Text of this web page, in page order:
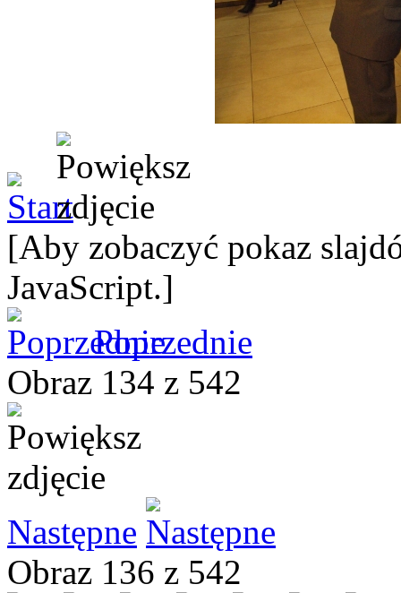
[Aby zobaczyć pokaz
JavaScript.]
Poprzednie
Obraz 134 z 542
Następne
Obraz 136 z 542